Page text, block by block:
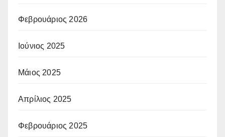
Φεβρουάριος 2026
Ιούνιος 2025
Μάιος 2025
Απρίλιος 2025
Φεβρουάριος 2025